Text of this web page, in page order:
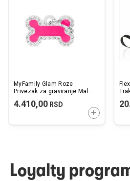
MyFamily Glam Roze
Privezak za graviranje Mala
30x19mm
4.410,00 RSD
DODAJTE U
Loyalty